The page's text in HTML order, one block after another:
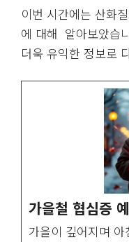
이번 시간에는 산화
에 대해 알아보았습
더욱 유익한 정보로
가을철 협심증
가을이 깊어지며